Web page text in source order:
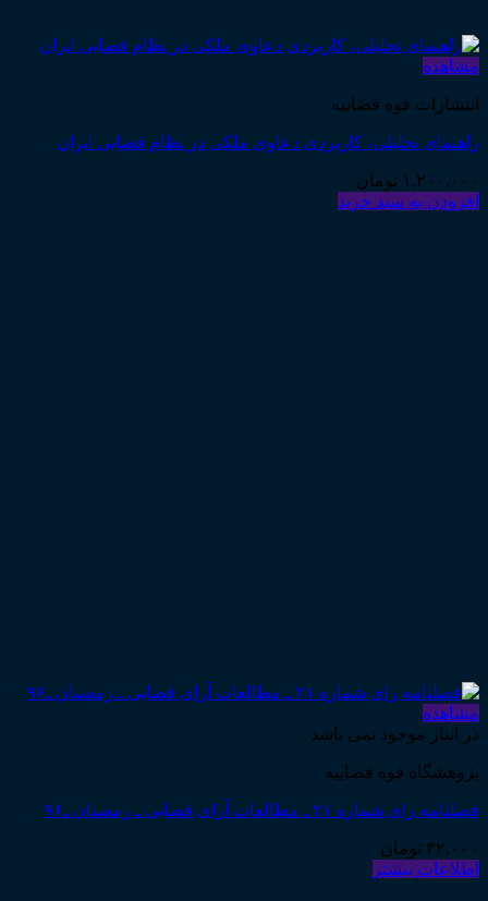
مشاهده
انتشارات قوه قضاییه
راهنمای تحلیلی، کاربردی دعاوی ملکی در نظام قضایی ایران
۱,۲۰۰,۰۰۰ تومان
افزودن به سبد خرید
مشاهده
در انبار موجود نمی باشد
پژوهشگاه قوه قضاییه
فصلنامه رای شماره ۲۱ ـ مطالعات آرای قضایی ـ زمستان ـ۹۶
۳۲,۰۰۰ تومان
اطلاعات بیشتر